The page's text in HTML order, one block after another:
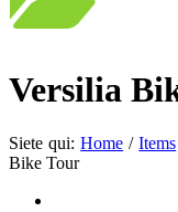
Versilia
Siete qui: Home / Items
Bike Tour